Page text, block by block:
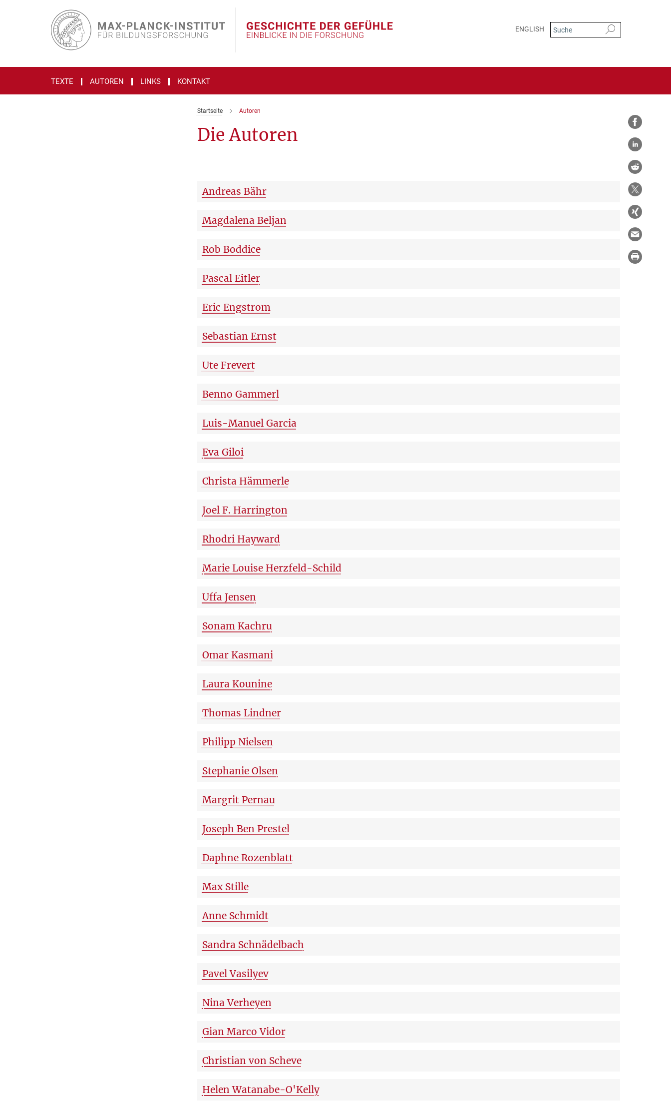
ENGLISH
TEXTE AUTOREN LINKS KONTAKT
Startseite Autoren
Die Autoren
Andreas Bähr
Magdalena Beljan
Rob Boddice
Pascal Eitler
Eric Engstrom
Sebastian Ernst
Ute Frevert
Benno Gammerl
Luis-Manuel Garcia
Eva Giloi
Christa Hämmerle
Joel F. Harrington
Rhodri Hayward
Marie Louise Herzfeld-Schild
Uffa Jensen
Sonam Kachru
Omar Kasmani
Laura Kounine
Thomas Lindner
Philipp Nielsen
Stephanie Olsen
Margrit Pernau
Joseph Ben Prestel
Daphne Rozenblatt
Max Stille
Anne Schmidt
Sandra Schnädelbach
Pavel Vasilyev
Nina Verheyen
Gian Marco Vidor
Christian von Scheve
Helen Watanabe-O'Kelly